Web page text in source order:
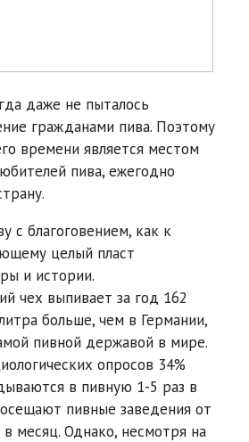
даже не пыталось
гражданами пива. Поэтому
времени является местом
пива, ежегодно
с благоговением, как к
целый пласт
и истории.
чех выпивает за год 162
больше, чем в Германии,
пивной державой в мире.
опросов 34%
в пивную 1-5 раз в
пивные заведения от
месяц. Однако, несмотря на